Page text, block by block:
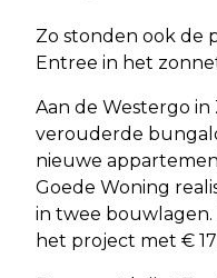
Zo stonden ook de
Entree in het
Aan de Westergo
verouderde
nieuwe
Goede Woning
in twee
het project met €